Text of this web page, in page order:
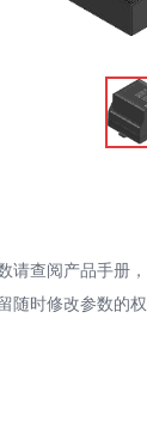
请查阅产品手册
随时修改参数的